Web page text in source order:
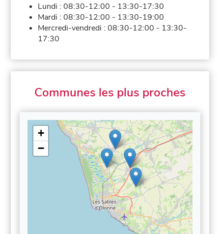
Lundi :08:30-12:00 - 13:30-17:30
Mardi :08:30-12:00 - 13:30-19:00
Mercredi-vendredi :08:30-12:00 - 13:30-
17:30
Communes les plus proches
+
−